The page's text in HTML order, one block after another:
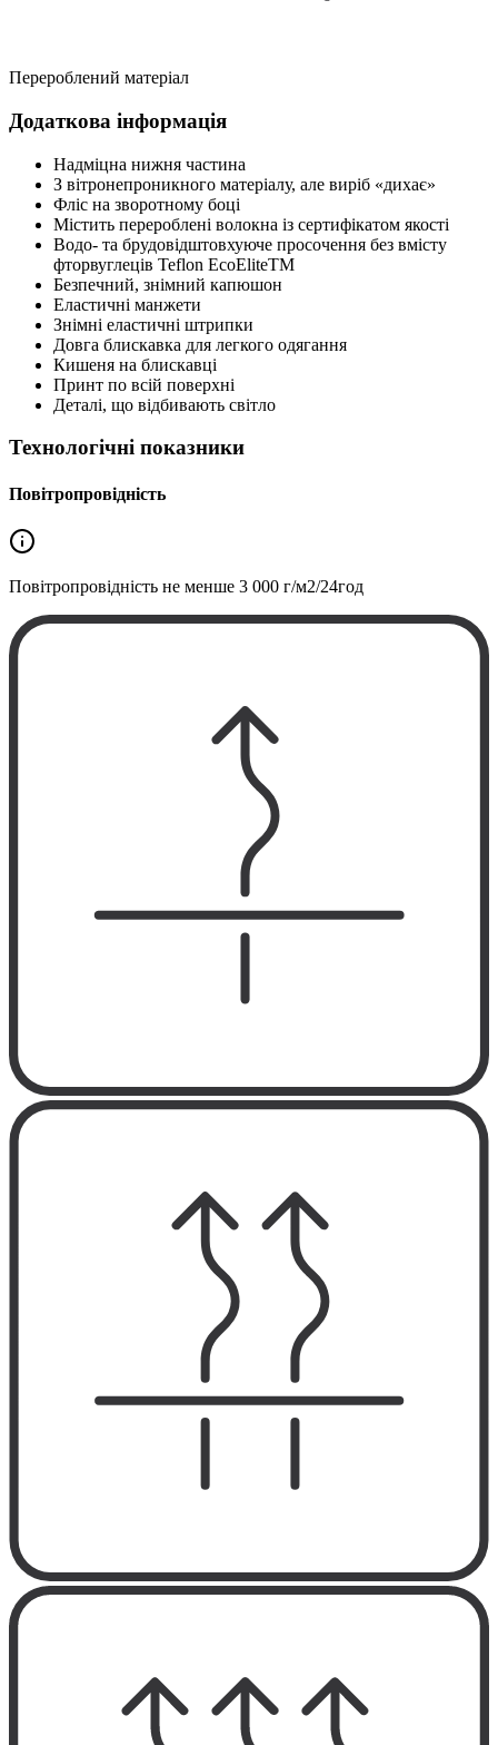
Перероблений матеріал
Додаткова інформація
Надміцна нижня частина
З вітронепроникного матеріалу, але виріб «дихає»
Фліс на зворотному боці
Містить перероблені волокна із сертифікатом якості
Водо- та брудовідштовхуюче просочення без вмісту
фторвуглеців Teflon EcoEliteTM
Безпечний, знімний капюшон
Еластичні манжети
Знімні еластичні штрипки
Довга блискавка для легкого одягання
Кишеня на блискавці
Принт по всій поверхні
Деталі, що відбивають світло
Технологічні показники
Повітропровідність
Повітропровідність не менше 3 000 г/м2/24год